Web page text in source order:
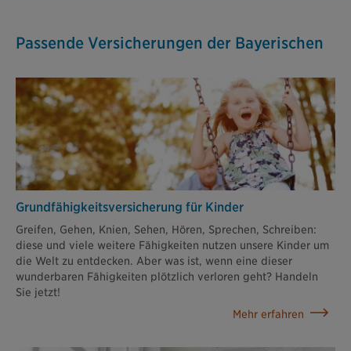
Passende Versicherungen der Bayerischen
Grund­fähigkeits­versicherung für Kinder
Greifen, Gehen, Knien, Sehen, Hören, Sprechen, Schreiben:
diese und viele weitere Fähigkeiten nutzen unsere Kinder um
die Welt zu entdecken. Aber was ist, wenn eine dieser
wunderbaren Fähigkeiten plötzlich verloren geht? Handeln
Sie jetzt!
Mehr erfahren